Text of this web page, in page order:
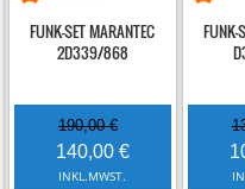
FUNK-SET MARANTEC
2D339/868
190,00 €
140,00 €
INKL.MWST.
FUNK-